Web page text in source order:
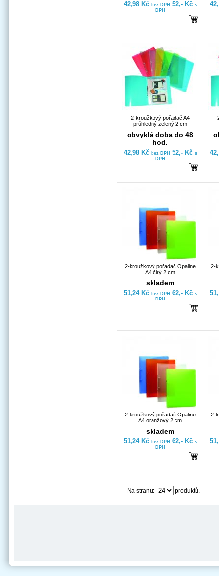
42,98 Kč bez DPH 52,- Kč s
DPH
2-kroužkový pořadač A4
průhledný zelený 2 cm
obvyklá doba do 48
hod.
42,98 Kč bez DPH 52,- Kč s
DPH
2-kroužkový pořadač Opaline
A4 čirý 2 cm
skladem
51,24 Kč bez DPH 62,- Kč s
DPH
2-
2-kroužkový pořadač Opaline
A4 oranžový 2 cm
skladem
51,24 Kč bez DPH 62,- Kč s
DPH
2-
Na stranu: produktů.